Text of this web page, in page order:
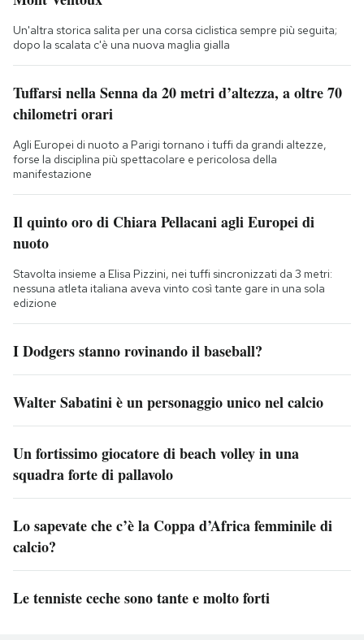
Un'altra storica salita per una corsa ciclistica sempre più seguita;
dopo la scalata c'è una nuova maglia gialla
Tuffarsi nella Senna da 20 metri d’altezza, a oltre 70
chilometri orari
Agli Europei di nuoto a Parigi tornano i tuffi da grandi altezze,
forse la disciplina più spettacolare e pericolosa della
manifestazione
Il quinto oro di Chiara Pellacani agli Europei di
nuoto
Stavolta insieme a Elisa Pizzini, nei tuffi sincronizzati da 3 metri:
nessuna atleta italiana aveva vinto così tante gare in una sola
edizione
I Dodgers stanno rovinando il baseball?
Walter Sabatini è un personaggio unico nel calcio
Un fortissimo giocatore di beach volley in una
squadra forte di pallavolo
Lo sapevate che c’è la Coppa d’Africa femminile di
calcio?
Le tenniste ceche sono tante e molto forti